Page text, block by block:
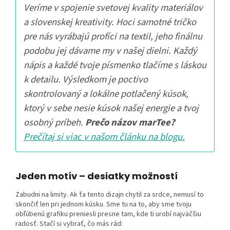
Veríme v spojenie svetovej kvality materiálov
a slovenskej kreativity. Hoci samotné tričko
pre nás vyrábajú profíci na textil, jeho finálnu
podobu jej dávame my v našej dielni. Každý
nápis a každé tvoje písmenko tlačíme s láskou
k detailu. Výsledkom je poctivo
skontrolovaný a lokálne potlačený kúsok,
ktorý v sebe nesie kúsok našej energie a tvoj
osobný príbeh. Prečo názov marTee?
Prečítaj si viac v našom článku na blogu.
Jeden motív – desiatky možností
Zabudni na limity. Ak ťa tento dizajn chytil za srdce, nemusí to
skončiť len pri jednom kúsku. Sme tu na to, aby sme tvoju
obľúbenú grafiku preniesli presne tam, kde ti urobí najväčšiu
radosť. Stačí si vybrať, čo más rád: